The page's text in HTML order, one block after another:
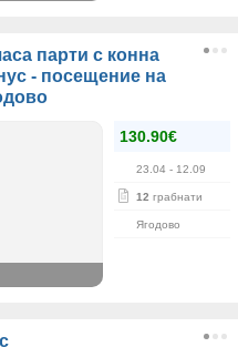
парти с конна
- посещение на
130.90€
23.04 - 12.09
12 грабнати
Ягодово